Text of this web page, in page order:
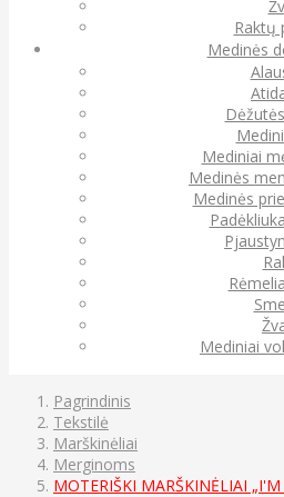
Raktų
Medinės
Mediniai
Medinės
Medinės
Mediniai
Pagrindinis
Tekstilė
Marškinėliai
Merginoms
MOTERIŠKI MARŠKINĖLIAI